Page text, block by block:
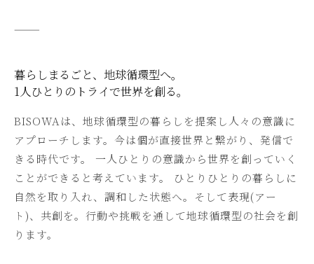
———
暮らしまるごと、地球循環型へ。
1人ひとりのトライで世界を創る。
BISOWAは、地球循環型の暮らしを提案し人々の意識に
アプローチします。今は個が直接世界と繋がり、発信で
きる時代です。 一人ひとりの意識から世界を創っていく
ことができると考えています。 ひとりひとりの暮らしに
自然を取り入れ、調和した状態へ。そして表現(アー
ト)、共創を。行動や挑戦を通して地球循環型の社会を創
ります。